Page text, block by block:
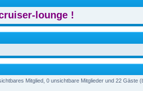
lounge !
Mitglied, 0 unsichtbare Mitglieder und 22 Gäste